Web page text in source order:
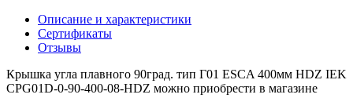
Описание и характеристики
Сертификаты
Отзывы
Крышка угла плавного 90град. тип Г01 ESCA 400мм HDZ IEK
CPG01D-0-90-400-08-HDZ можно приобрести в магазине